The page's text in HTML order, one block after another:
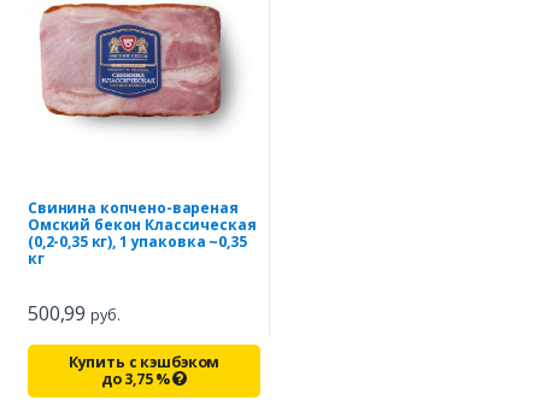
Свинина копчено-вареная
Омский бекон Классическая
(0,2-0,35 кг), 1 упаковка ~0,35
кг
500,99 руб.
Купить с кэшбэком
до3,75%